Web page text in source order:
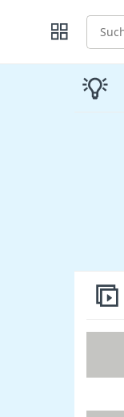
Suche